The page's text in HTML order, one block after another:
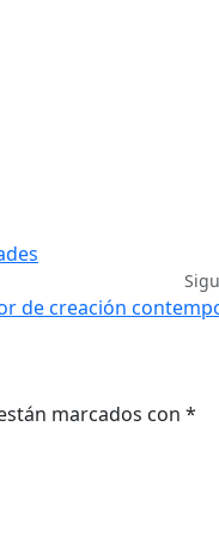
de creación
marcados con *